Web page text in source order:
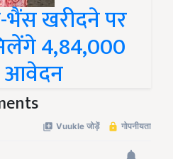
खरीदने पर
4,84,000
आवेदन